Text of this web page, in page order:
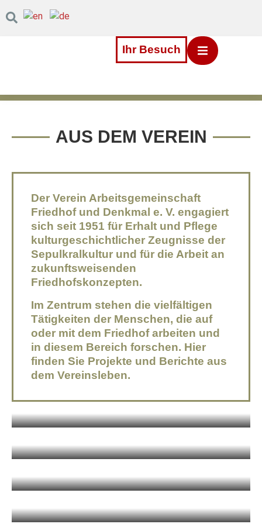
Inhalt Direkt
zum
Ihr Besuch
AUS DEM VEREIN
Der Verein Arbeitsgemeinschaft
Friedhof und Denkmal e. V. engagiert
sich seit 1951 für Erhalt und Pflege
kulturgeschichtlicher Zeugnisse der
Sepulkralkultur und für die Arbeit an
zukunftsweisenden
Friedhofskonzepten.
Im Zentrum stehen die vielfältigen
Tätigkeiten der Menschen, die auf
oder mit dem Friedhof arbeiten und
in diesem Bereich forschen. Hier
finden Sie Projekte und Berichte aus
dem Vereinsleben.
FRIEDHÖFE AUS ALLER
WELT
MITGLIEDERPORTRÄTS
KUHLE UND EPPLER
UNTERWEGS
MITGLIEDERVERSAMMLU
NG UND JAHRESTAGUNG
FORUM LEBENDIGE